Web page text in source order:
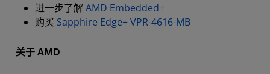
进一步了解AMD Embedded+
购买 Sapphire Edge+ VPR-4616-MB
关于 AMD